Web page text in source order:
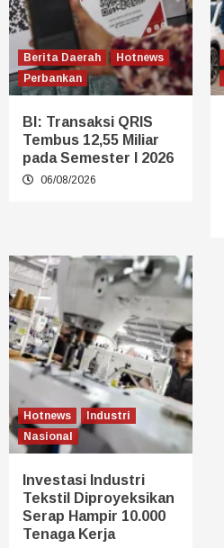
Berita Daerah
Hotnews
Perbankan
BI: Transaksi QRIS
Tembus 12,55 Miliar
pada Semester I 2026
06/08/2026
Hotnews
Industri
Nasional
Investasi Industri
Tekstil Diproyeksikan
Serap Hampir 10.000
Tenaga Kerja